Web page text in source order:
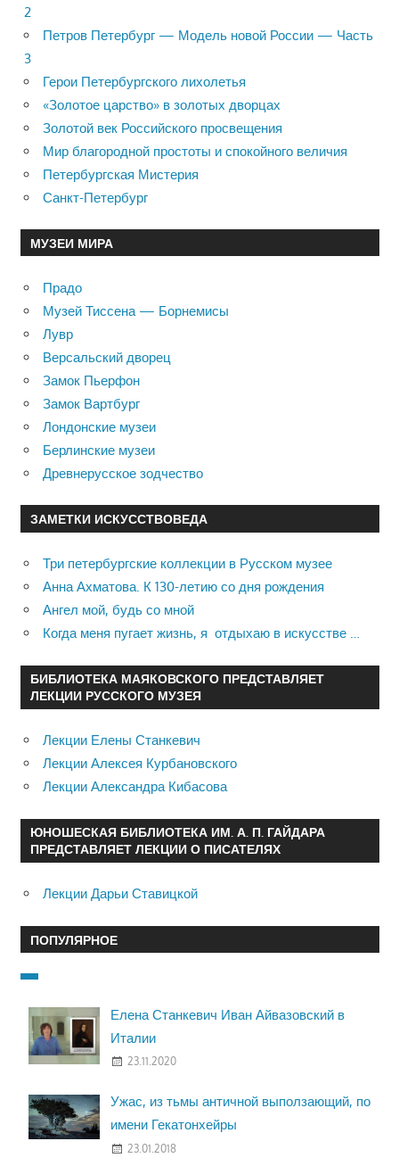
2
Петров Петербург — Модель новой России — Часть
3
Герои Петербургского лихолетья
«Золотое царство» в золотых дворцах
Золотой век Российского просвещения
Мир благородной простоты и спокойного величия
Петербургская Мистерия
Санкт-Петербург
МУЗЕИ МИРА
Прадо
Музей Тиссена — Борнемисы
Лувр
Версальский дворец
Замок Пьерфон
Замок Вартбург
Лондонские музеи
Берлинские музеи
Древнерусское зодчество
ЗАМЕТКИ ИСКУССТВОВЕДА
Три петербургские коллекции в Русском музее
Анна Ахматова. К 130-летию со дня рождения
Ангел мой, будь со мной
Когда меня пугает жизнь, я отдыхаю в искусстве …
БИБЛИОТЕКА МАЯКОВСКОГО ПРЕДСТАВЛЯЕТ
ЛЕКЦИИ РУССКОГО МУЗЕЯ
Лекции Елены Станкевич
Лекции Алексея Курбановского
Лекции Александра Кибасова
ЮНОШЕСКАЯ БИБЛИОТЕКА ИМ. А. П. ГАЙДАРА
ПРЕДСТАВЛЯЕТ ЛЕКЦИИ О ПИСАТЕЛЯХ
Лекции Дарьи Ставицкой
ПОПУЛЯРНОЕ
Елена Станкевич Иван Айвазовский в
Италии
23.11.2020
Ужас, из тьмы античной выползающий, по
имени Гекатонхейры
23.01.2018